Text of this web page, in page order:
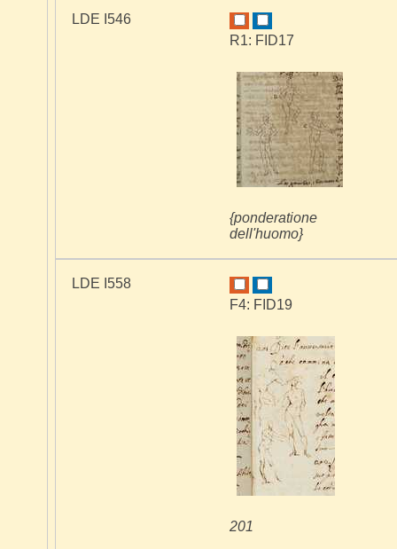
LDE I546
R1: FID17
{ponderatione
dell'huomo}
LDE I558
F4: FID19
201